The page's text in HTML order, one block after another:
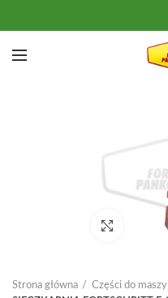
Kliknij,
Strona główna Części do